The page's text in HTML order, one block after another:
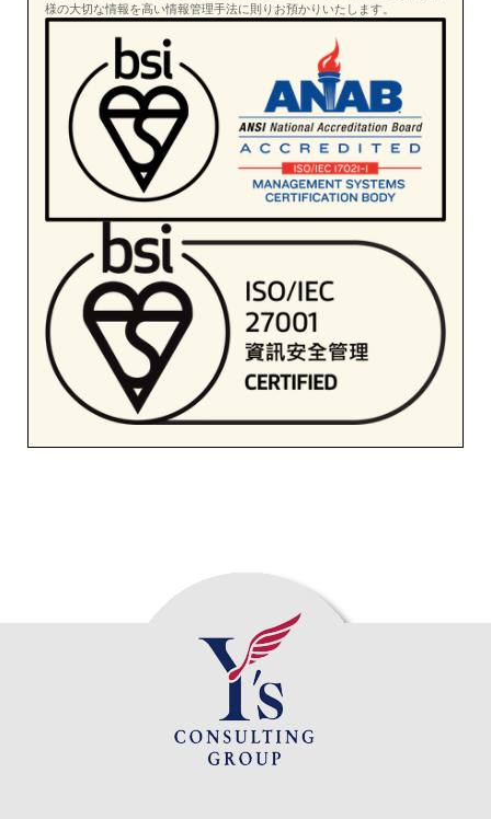
様の大切な情報を高い情報管理手法に則りお預かりいたします。